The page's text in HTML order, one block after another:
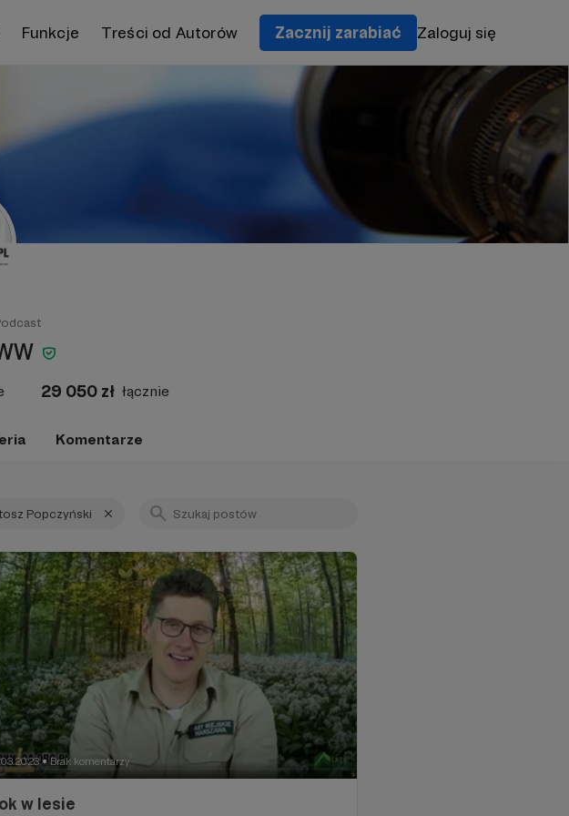
Funkcje Treści od Autorów Zacznij zarabiać Zaloguj się
29 050 zł łącznie
Komentarze
Popczyński
● Brak komentarzy
w lesie